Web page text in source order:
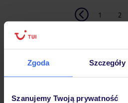
Zgoda Szczegóły
Szanujemy Twoją prywatność
1 2
Bangkok z Krakowa